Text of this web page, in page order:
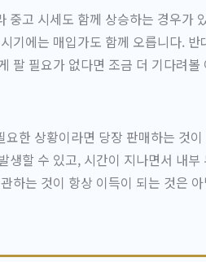
중고 시세도 함께 상승하는 경우가
기에는 매입가도 함께 오릅니다.
팔 필요가 없다면 조금 더 기다려볼
한 상황이라면 당장 판매하는 것
할 수 있고, 시간이 지나면서 내
하는 것이 항상 이득이 되는 것은